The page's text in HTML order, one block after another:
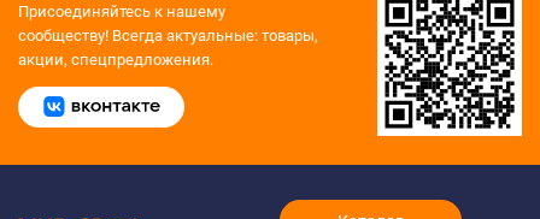
Присоединяйтесь к нашему
сообществу! Всегда актуальные: товары,
акции, спецпредложения.